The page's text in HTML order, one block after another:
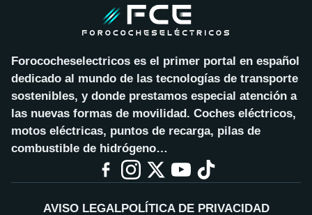
Forococheselectricos es el primer portal en español
dedicado al mundo de las tecnologías de transporte
sostenibles, y donde prestamos especial atención a
las nuevas formas de movilidad. Coches eléctricos,
motos eléctricas, puntos de recarga, pilas de
combustible de hidrógeno…
AVISO LEGALPOLÍTICA DE PRIVACIDAD